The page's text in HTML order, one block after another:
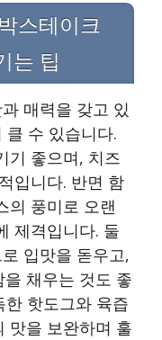
스테이크
는 팁
매력을 갖고 있
클 수 있습니다.
기 좋으며, 치즈
입니다. 반면 함
의 풍미로 오랜
제격입니다. 둘
입맛을 돋우고,
채우는 것도 좋
핫도그와 육즙
맛을 보완하며 훌